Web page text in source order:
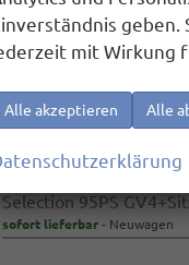
sofort lieferbar Neuwagen
geben.
mit Wirkung
Alle akzeptieren Alle